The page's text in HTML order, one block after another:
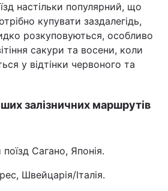
настільки популярний, що
купувати заздалегідь,
розкуповуються, особливо
сакури та восени, коли
у відтінки червоного та
залізничних маршрутів
Сагано, Японія.
Швейцарія/Італія.